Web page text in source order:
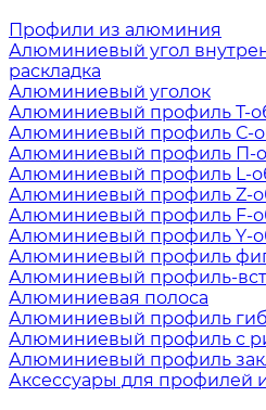
Профили из алюминия
Алюминиевый угол
раскладка
Алюминиевый уголок
Алюминиевый профиль Т-
Алюминиевый профиль С-
Алюминиевый профиль П-
Алюминиевый профиль L-
Алюминиевый профиль Z-
Алюминиевый профиль F-
Алюминиевый профиль Y-
Алюминиевый профиль
Алюминиевый профиль-
Алюминиевая полоса
Алюминиевый профиль
Алюминиевый профиль с
Алюминиевый профиль
Аксессуары для профилей